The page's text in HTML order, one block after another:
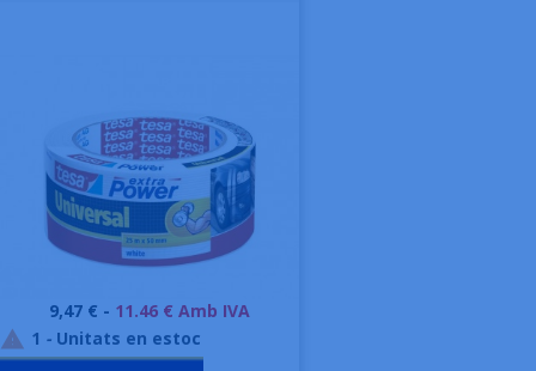
Preu
9,47 € - 11.46 € Amb IVA
 1 - Unitats en estoc